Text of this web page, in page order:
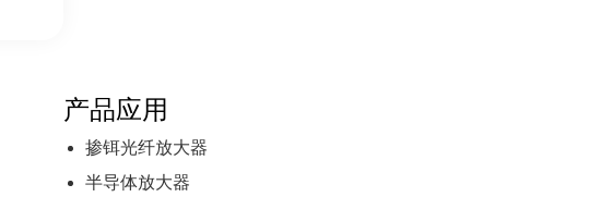
产品应用
掺铒光纤放大器
半导体放大器